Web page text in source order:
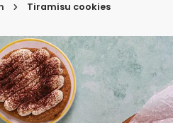
& brunch
Tiramisu cookies